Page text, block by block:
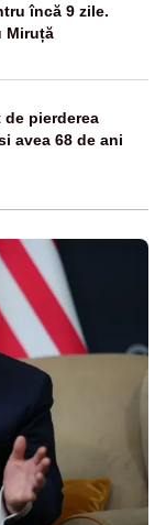
încă 9 zile.
Miruță
pierderea
avea 68 de ani